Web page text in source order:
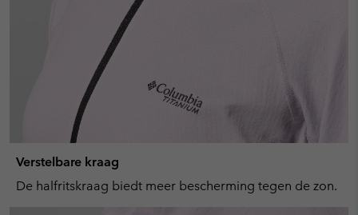
Verstelbare kraag
De halfritskraag biedt meer bescherming tegen de zon.